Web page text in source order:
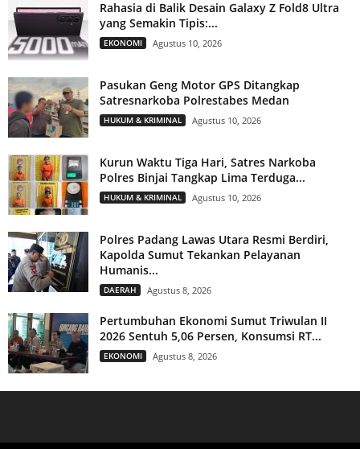
Rahasia di Balik Desain Galaxy Z Fold8 Ultra
yang Semakin Tipis:...
EKONOMI Agustus 10, 2026
Pasukan Geng Motor GPS Ditangkap
Satresnarkoba Polrestabes Medan
HUKUM & KRIMINAL Agustus 10, 2026
Kurun Waktu Tiga Hari, Satres Narkoba
Polres Binjai Tangkap Lima Terduga...
HUKUM & KRIMINAL Agustus 10, 2026
Polres Padang Lawas Utara Resmi Berdiri,
Kapolda Sumut Tekankan Pelayanan
Humanis...
DAERAH Agustus 8, 2026
Pertumbuhan Ekonomi Sumut Triwulan II
2026 Sentuh 5,06 Persen, Konsumsi RT...
EKONOMI Agustus 8, 2026